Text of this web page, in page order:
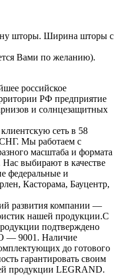
шторы. Ширина шторы с
Вами по желанию).
российское
РФ предприятие
и солнцезащитных
сеть в 58
СНГ. Мы работаем с
масштаба и формата
выбирают в качестве
федеральные и
Касторама, Бауцентр,
развития компании —
нашей продукции.С
подтверждено
— 9001. Наличие
до готового
гарантировать своим
продукции LEGRAND.